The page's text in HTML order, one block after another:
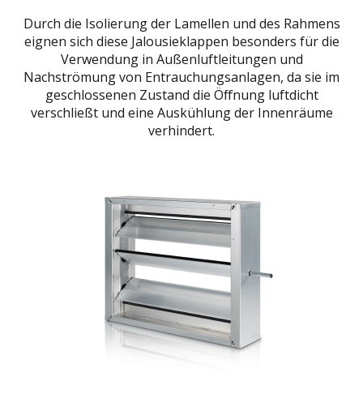
Durch die Isolierung der Lamellen und des Rahmens
eignen sich diese Jalousieklappen besonders für die
Verwendung in Außenluftleitungen und
Nachströmung von Entrauchungsanlagen, da sie im
geschlossenen Zustand die Öffnung luftdicht
verschließt und eine Auskühlung der Innenräume
verhindert.